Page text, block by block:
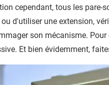
cependant, tous les pare-
d'utiliser une extension,
son mécanisme.
Et bien évidemment,